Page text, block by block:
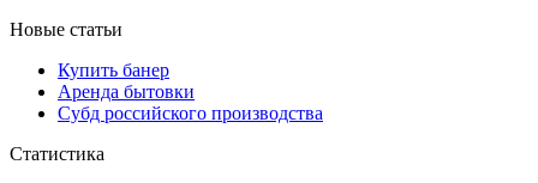
Новые статьи
Купить банер
Аренда бытовки
Субд российского производства
Статистика